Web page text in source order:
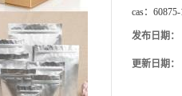
cas：
发布日期：
更新日期：